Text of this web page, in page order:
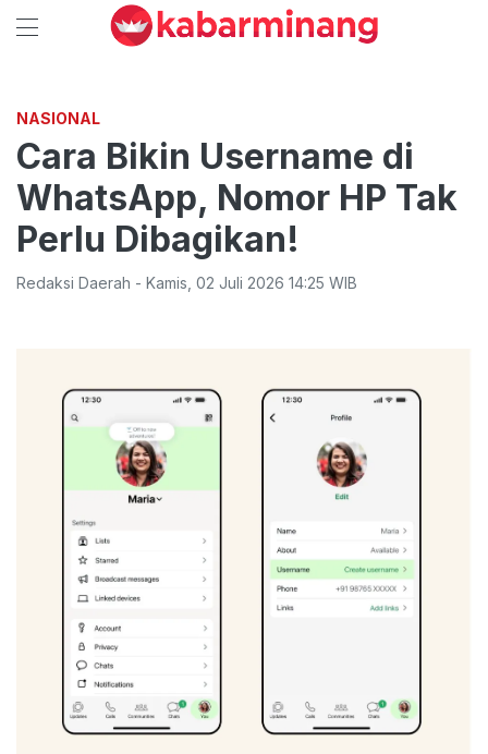
NASIONAL
Cara Bikin Username di
WhatsApp, Nomor HP Tak
Perlu Dibagikan!
Redaksi Daerah - Kamis 02 Juli 2026 14:25 WIB